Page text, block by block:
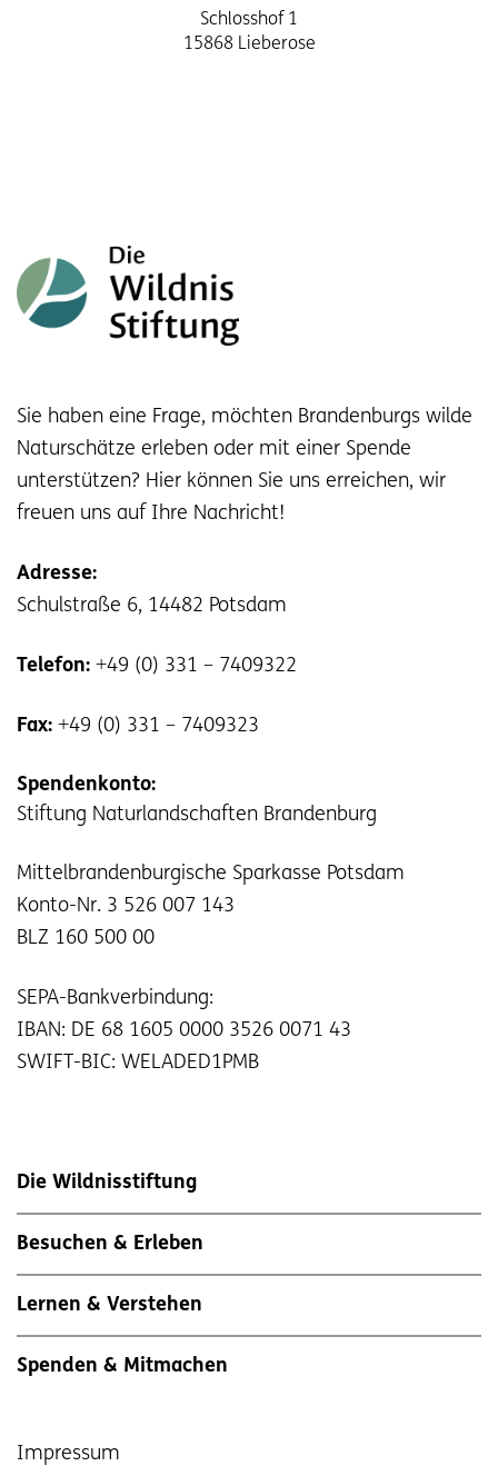
Schlosshof 1
15868 Lieberose
Sie haben eine Frage, möchten Brandenburgs wilde
Naturschätze erleben oder mit einer Spende
unterstützen? Hier können Sie uns erreichen, wir
freuen uns auf Ihre Nachricht!
Adresse:
Schulstraße 6, 14482 Potsdam
Telefon: +49 (0) 331 – 7409322
Fax: +49 (0) 331 – 7409323
Spendenkonto:
Stiftung Naturlandschaften Brandenburg
Mittelbrandenburgische Sparkasse Potsdam
Konto-Nr. 3 526 007 143
BLZ 160 500 00
SEPA-Bankverbindung:
IBAN: DE 68 1605 0000 3526 0071 43
SWIFT-BIC: WELADED1PMB
Die Wildnisstiftung
Besuchen & Erleben
Lernen & Verstehen
Spenden & Mitmachen
Impressum